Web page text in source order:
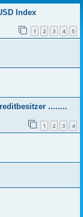
Index
1 2 3 4 5
........
1 2 3 4